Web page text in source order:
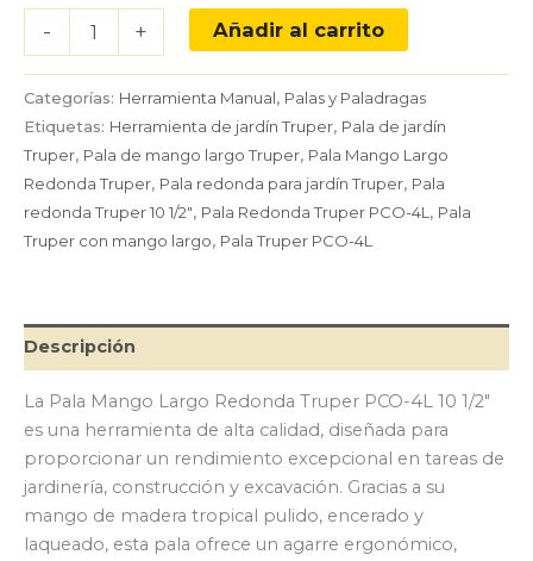
-
Largo
Truper
PCO-
4L
10
1/2″
+ Añadir al carrito
Categorías: Herramienta Manual, Palas y Paladragas
Etiquetas: Herramienta de jardín Truper, Pala de jardín
Truper, Pala de mango largo Truper, Pala Mango Largo
Redonda Truper, Pala redonda para jardín Truper, Pala
redonda Truper 10 1/2″, Pala Redonda Truper PCO-4L , Pala
Truper con mango largo, Pala Truper PCO-4L
Descripción
La Pala Mango Largo Redonda Truper PCO-4L 10 1/2″
es una herramienta de alta calidad, diseñada para
proporcionar un rendimiento excepcional en tareas de
jardinería, construcción y excavación. Gracias a su
mango de madera tropical pulido, encerado y
laqueado, esta pala ofrece un agarre ergonómico,